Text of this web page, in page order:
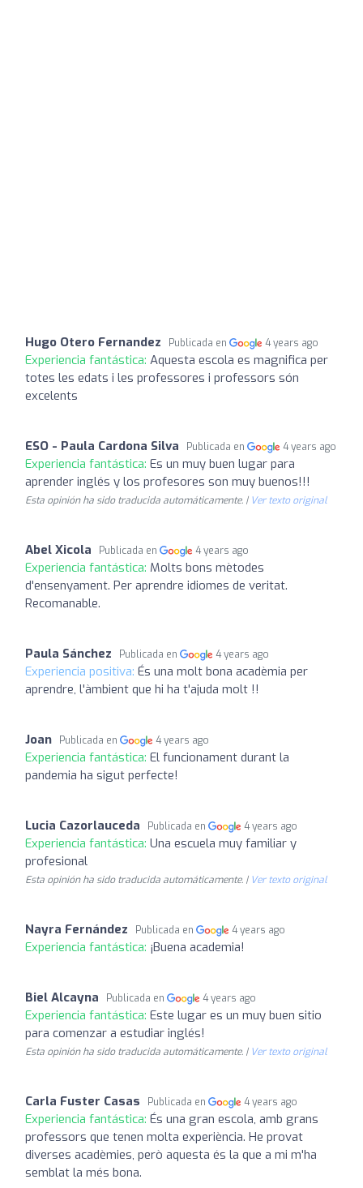
Hugo Otero Fernandez Publicada en 4 years ago
Experiencia fantástica: Aquesta escola es magnifica per
totes les edats i les professores i professors són
excelents
ESO - Paula Cardona Silva Publicada en 4 years ago
Experiencia fantástica: Es un muy buen lugar para
aprender inglés y los profesores son muy buenos!!!
Esta opinión ha sido traducida automáticamente. | Ver texto original
Abel Xicola Publicada en 4 years ago
Experiencia fantástica: Molts bons mètodes
d'ensenyament. Per aprendre idiomes de veritat.
Recomanable.
Paula Sánchez Publicada en 4 years ago
Experiencia positiva: És una molt bona acadèmia per
aprendre, l'àmbient que hi ha t'ajuda molt !!
Joan Publicada en 4 years ago
Experiencia fantástica: El funcionament durant la
pandemia ha sigut perfecte!
Lucia Cazorlauceda Publicada en 4 years ago
Experiencia fantástica: Una escuela muy familiar y
profesional
Esta opinión ha sido traducida automáticamente. | Ver texto original
Nayra Fernández Publicada en 4 years ago
Experiencia fantástica: ¡Buena academia!
Biel Alcayna Publicada en 4 years ago
Experiencia fantástica: Este lugar es un muy buen sitio
para comenzar a estudiar inglés!
Esta opinión ha sido traducida automáticamente. | Ver texto original
Carla Fuster Casas Publicada en 4 years ago
Experiencia fantástica: És una gran escola, amb grans
professors que tenen molta experiència. He provat
diverses acadèmies, però aquesta és la que a mi m'ha
semblat la més bona.